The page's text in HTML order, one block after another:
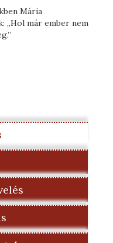
Mária
„Hol már ember nem